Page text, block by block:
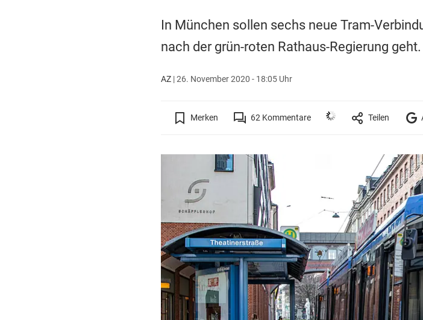
In München sollen sechs neue Tram-
nach der grün-roten Rathaus-Regierung
AZ|26. November 2020 - 18:05 Uhr
Merken 62 Kommentare Teilen